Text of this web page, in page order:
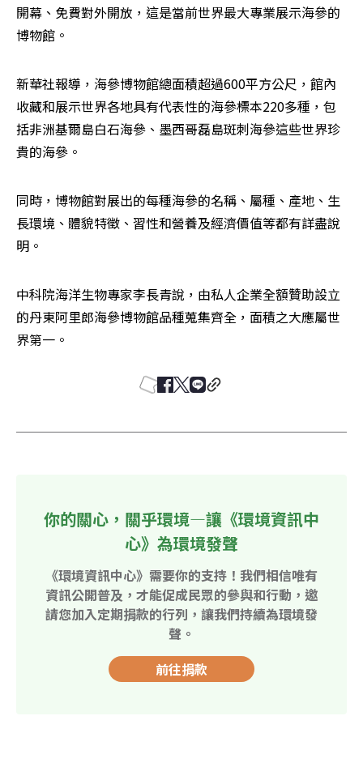
開幕、免費對外開放，這是當前世界最大專業展示海參的
博物館。
新華社報導，海參博物館總面積超過600平方公尺，館內
收藏和展示世界各地具有代表性的海參標本220多種，包
括非洲基爾島白石海參、墨西哥磊島斑刺海參這些世界珍
貴的海參。
同時，博物館對展出的每種海參的名稱、屬種、產地、生
長環境、體貌特徵、習性和營養及經濟價值等都有詳盡說
明。
中科院海洋生物專家李長青說，由私人企業全額贊助設立
的丹東阿里郎海參博物館品種蒐集齊全，面積之大應屬世
界第一。
你的關心，關乎環境—讓《環境資訊中
心》為環境發聲
《環境資訊中心》需要你的支持！我們相信唯有
資訊公開普及，才能促成民眾的參與和行動，邀
請您加入定期捐款的行列，讓我們持續為環境發
聲。
前往捐款